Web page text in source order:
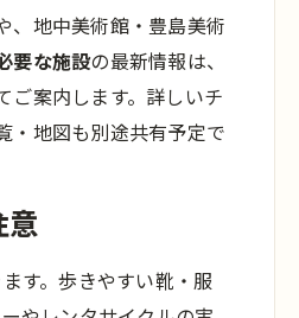
、地中美術館・豊島美術
要な施設の最新情報は、
ご案内します。詳しいチ
・地図も別途共有予定で
意
す。歩きやすい靴・服